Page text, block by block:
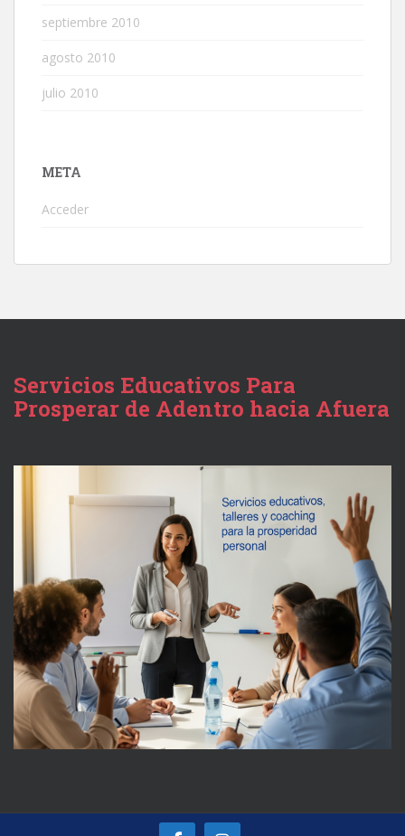
septiembre 2010
agosto 2010
julio 2010
META
Acceder
Servicios Educativos Para
Prosperar de Adentro hacia Afuera